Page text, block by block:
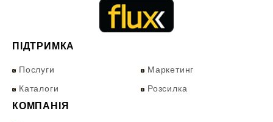
ПІДТРИМКА
Послуги
Каталоги
Маркетинг
Розсилка
КОМПАНІЯ